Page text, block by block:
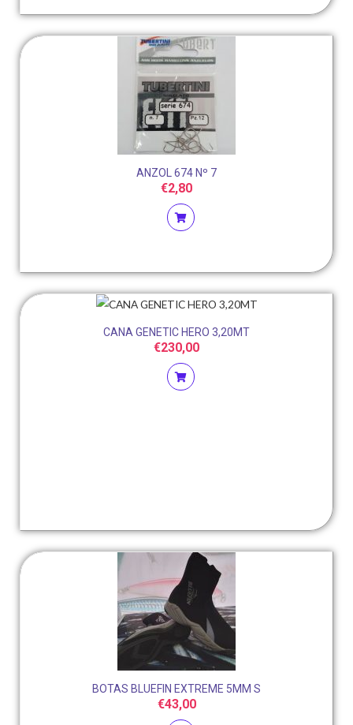
ANZOL 674 Nº 7
€2,80
CANA GENETIC HERO 3,20MT
€230,00
BOTAS BLUEFIN EXTREME 5MM S
€43,00